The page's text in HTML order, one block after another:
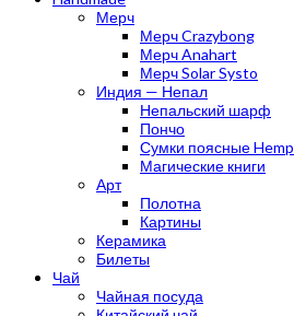
Мерч
Мерч Crazybong
Мерч Anahart
Мерч Solar Systo
Индия — Непал
Непальский шарф
Пончо
Сумки поясные Hemp
Магические книги
Арт
Полотна
Картины
Керамика
Билеты
Чай
Чайная посуда